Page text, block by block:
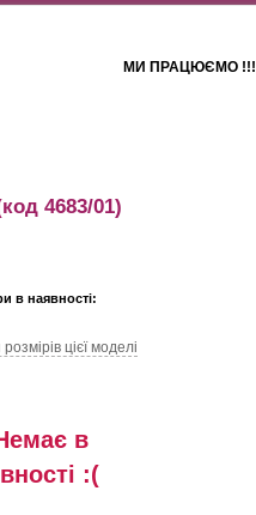
МИ ПРАЦЮЄМО !!!
4683/01)
в наявності:
розмiрiв цiєї моделi
в
:(